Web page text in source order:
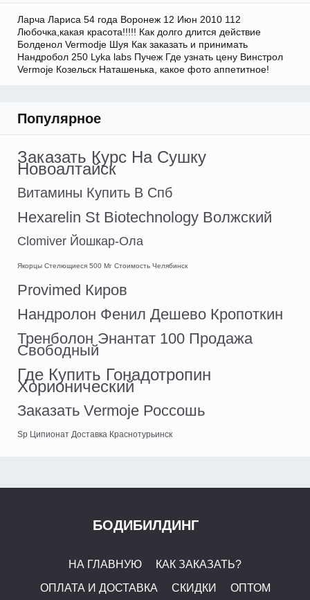
Ларча Лариса 54 года Воронеж 12 Июн 2010 112
Любочка,какая красота!!!!! Как долго длится действие
Болденол Vermodje Шуя Как заказать и принимать
Нандробол 250 Lyka labs Пучеж Где узнать цену Винстрол
Vermoje Козельск Наташенька, какое фото аппетитное!
Популярное
Заказать Курс На Сушку
Новоалтайск
Витамины Купить В Спб
Hexarelin St Biotechnology Волжский
Clomiver Йошкар-Ола
Якорцы Стелющиеся 500 Мг Стоимость Челябинск
Provimed Киров
Нандролон Фенил Дешево Кропоткин
Тренболон Энантат 100 Продажа
Свободный
Где Купить Гонадотропин
Хорионический
Заказать Vermoje Россошь
Sp Ципионат Доставка Краснотурьинск
БОДИБИЛДИНГ
НА ГЛАВНУЮ
КАК ЗАКАЗАТЬ?
ОПЛАТА И ДОСТАВКА
СКИДКИ ОПТОМ